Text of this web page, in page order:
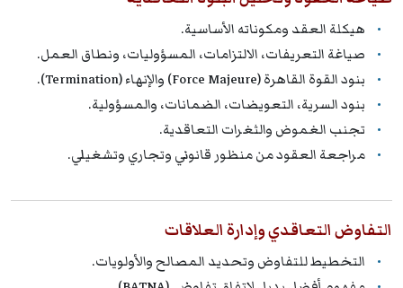
هيكلة العقد ومكوناته الأساسية.
صياغة التعريفات، الالتزامات، المسؤوليات، ونطاق العمل.
بنود القوة القاهرة (Force Majeure) والإنهاء (Termination).
بنود السرية، التعويضات، الضمانات، والمسؤولية.
تجنب الغموض والثغرات التعاقدية.
مراجعة العقود من منظور قانوني وتجاري وتشغيلي.
التفاوض التعاقدي وإدارة العلاقات
التخطيط للتفاوض وتحديد المصالح والأولويات.